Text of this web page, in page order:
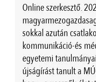
Online szerkesztő.
sokkal azután
kommunikáció-és
egyetemi
újságírást tanult a